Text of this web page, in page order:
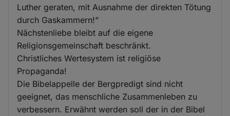
Luther geraten, mit Ausnahme der direkten Tötung
durch Gaskammern!“
Nächstenliebe bleibt auf die eigene
Religionsgemeinschaft beschränkt.
Christliches Wertesystem ist religiöse
Propaganda!
Die Bibelappelle der Bergpredigt sind nicht
geeignet, das menschliche Zusammenleben zu
verbessern. Erwähnt werden soll der in der Bibel